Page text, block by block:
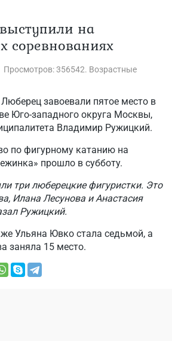
на
соревнованиях
Просмотров: 356542. Возрастные
завоевали пятое место в
Юго-западного округа Москвы,
Владимир Ружицкий.
по фигурному катанию на
прошло в субботу.
три люберецкие фигуристки. Это
Илана Лесунова и Анастасия
Ружицкий.
Ульяна Ювко стала седьмой, а
заняла 15 место.